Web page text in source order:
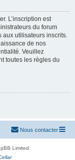
L’inscription est
du forum
utilisateurs inscrits.
de nos
Veuillez
toutes les règles du
Nous contacter
Limited